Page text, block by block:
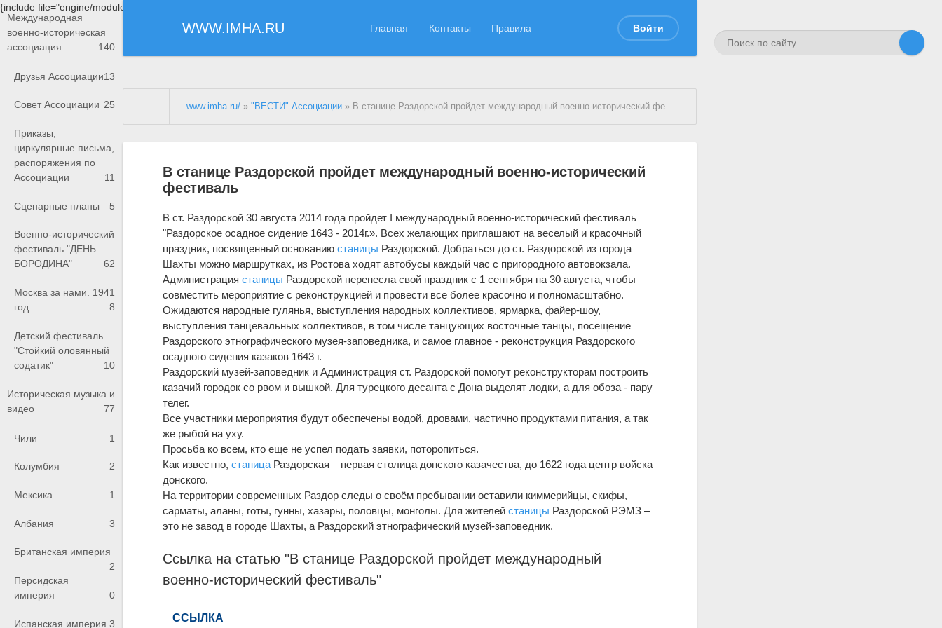
{include file="engine/modules/saperu/head.php"}
WWW.IMHA.RU Главная Контакты Правила Войти
Международная
военно-историческая
ассоциация
140
Друзья Ассоциации13
Совет Ассоциации 25
Приказы,
циркулярные письма,
распоряжения по
Ассоциации
11
Сценарные планы 5
Военно-исторический
фестиваль "ДЕНЬ
БОРОДИНА"
62
Москва за нами. 1941
год.
8
Детский фестиваль
"Стойкий оловянный
содатик"
10
Историческая музыка и
видео
77
Чили 1
Колумбия 2
Мексика 1
Албания 3
Британская империя
2
Персидская
империя
0
Испанская империя 3
www.imha.ru/ »"ВЕСТИ" Ассоциации » В станице Раздорской пройдет международный военно-исторический фестиваль
В станице Раздорской пройдет международный военно-исторический
фестиваль
В ст. Раздорской 30 августа 2014 года пройдет I международный военно-исторический фестиваль
"Раздорское осадное сидение 1643 - 2014г.». Всех желающих приглашают на веселый и красочный
праздник, посвященный основаниюстаницы Раздорской. Добраться до ст. Раздорской из города
Шахты можно маршрутках, из Ростова ходят автобусы каждый час с пригородного автовокзала.
Администрациястаницы Раздорской перенесла свой праздник с 1 сентября на 30 августа, чтобы
совместить мероприятие с реконструкцией и провести все более красочно и полномасштабно.
Ожидаются народные гулянья, выступления народных коллективов, ярмарка, файер-шоу,
выступления танцевальных коллективов, в том числе танцующих восточные танцы, посещение
Раздорского этнографического музея-заповедника, и самое главное - реконструкция Раздорского
осадного сидения казаков 1643 г.
Раздорский музей-заповедник и Администрация ст. Раздорской помогут реконструкторам построить
казачий городок со рвом и вышкой. Для турецкого десанта с Дона выделят лодки, а для обоза - пару
телег.
Все участники мероприятия будут обеспечены водой, дровами, частично продуктами питания, а так
же рыбой на уху.
Просьба ко всем, кто еще не успел подать заявки, поторопиться.
Как известно,станица Раздорская – первая столица донского казачества, до 1622 года центр войска
донского.
На территории современных Раздор следы о своём пребывании оставили киммерийцы, скифы,
сарматы, аланы, готы, гунны, хазары, половцы, монголы. Для жителейстаницы Раздорской РЭМЗ –
это не завод в городе Шахты, а Раздорский этнографический музей-заповедник.
Ссылка на статью "В станице Раздорской пройдет международный
военно-исторический фестиваль"